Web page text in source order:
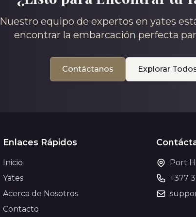
Nuestro equipo de expertos en yates
encontrar la embarcación perfecta
Contáctanos Explorar
Enlaces Rápidos
Inicio
Yates
Acerca de Nosotros
Contacto
Port
+377